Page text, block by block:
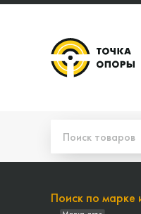
Поиск по марке